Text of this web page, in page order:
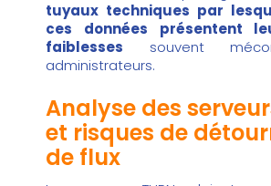
tuyaux techniques par
ces données présentent
faiblesses souvent
administrateurs.
Analyse des
et risques de
de flux